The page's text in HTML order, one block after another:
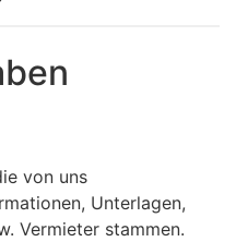
von uns
Unterlagen,
Vermieter stammen.